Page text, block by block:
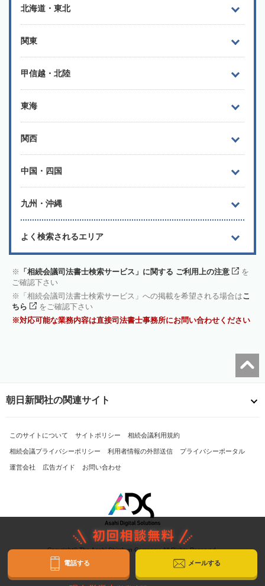
北海道・東北
関東
甲信越・北陸
東海
関西
中国・四国
九州・沖縄
よく検索されるエリア
「相続会議司法書士検索サービス」に関する ご利用上の注意
を
ご確認下さい
「相続会議司法書士検索サービス」への掲載を希望される場合はこ
ちら
をご確認下さい
対応可能な業務内容は直接司法書士事務所にお問い合わせください
電話する メールする
朝日新聞社の関連サイト
このサイトについて サイトポリシー 相続会議利用規約
相続会議プライバシーポリシー 利用者情報の外部送信 プライバシーポータル
運営会社 広告ガイド お問い合わせ
Copyright© The Asahi Shimbun Company. All Rights Reserved.